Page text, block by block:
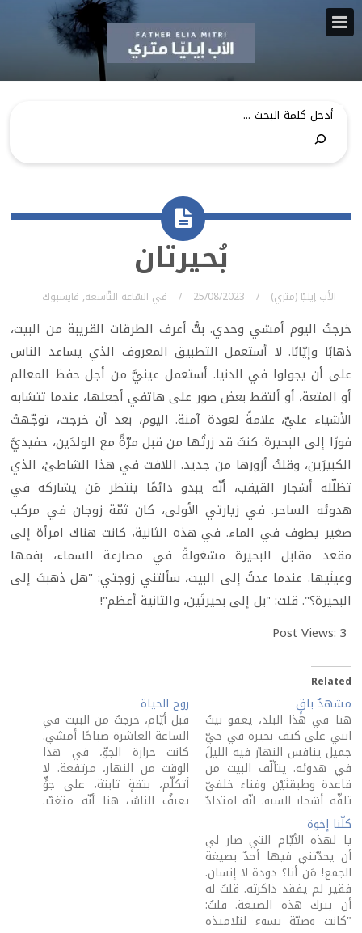
بُحيرتان
الأب إيليّا (متري) 25/08/2023 في السّاعة التّاسعة, فايسبوك
خرجتُ اليوم أمشي وحدي. بتُّ أعرف الطرقات القريبة من البيت،
ذهابًا وإيّابًا. لا أستعمل التطبيق المعروف الذي يساعد الناس
على أن يجولوا في الدنيا. أستعمل عينيَّ من أجل حفظ المعالم
أو المتعة، أو ألتقط بعض صور على هاتفي أجعلها، عندما تتشابه
الأشياء عليّ، علامةً لعودة آمنة. اليوم، بعد أن خرجت، توجّهتُ
فورًا إلى البحيرة. كنتُ قد زرتُها من قبل مرّةً مع الولدَين، حفيديَّ
الكبيرَين، وقلتُ أزورها من جديد. اللافت في هذا الشاطئ، الذي
تظلّله أشجار القيقب، أنّه يبدو دائمًا ينتظر مَن يشاركه في
هدوئه الساحر. في زيارتي الأولى، كان ثمّة زوجان في مركب
صغير يطوف في الماء. في هذه الثانية، كانت هناك امرأة إلى
مقعد مقابل البحيرة مشغولةً في مصارعة السماء، بفمها
وعينَيها. عندما عدتُ إلى البيت، سألتني زوجتي: "هل ذهبتَ إلى
البحيرة؟". قلت: "بل إلى بحيرتَين، والثانية أعظم"!
Post Views: 3
Related
مشهدٌ باقٍ
هنا في هذا البلد، يغفو بيتُ
ابني على كتف بحيرة في حيّ
جميل ينافس النهارُ فيه الليلَ
في هدوئه. يتألّف البيت من
قاعدة وطبقتَيْن وفناء خلفيّ
تلفّه أشجار السرو. إنّه امتدادٌ
للحيّ الذي يقع فيه، واحدٌ
هندسيًّا معه. البيوت، هنا في
الحيّ، كلّها مستقلّة
وطبقاتها متقاربة. أكتب هذه
التفاصيل فيما…
روح الحياة
قبل أيّام، خرجتُ من البيت في
الساعة العاشرة صباحًا أمشي.
كانت حرارة الجوّ، في هذا
الوقت من النهار، مرتفعة. لا
أتكلّم، بثقةٍ ثابتة، على جوٍّ
يعرفُ الناسُ هنا أنّه متغيّر.
كلّنا إخوة
يا لهذه الأيّام التي صار لي
أن يحدّثني فيها أحدٌ بصيغة
الجمع! مَن أنا؟ دودة لا إنسان.
فقير لم يفقد ذاكرته. قلتُ له
أن يترك هذه الصيغة. قلتُ:
"كانت وصيّة يسوع لتلاميذه